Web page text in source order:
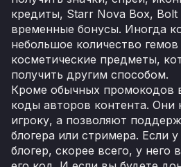
кредиты, Starr Nova Box, Bolt
временные бонусы. Иногда
небольшое количество
косметические предметы,
получить другим способом.
Кроме обычных промокодов
коды авторов контента. Они
игроку, а позволяют
блогера или стримера. Если
блогер, скорее всего, у него